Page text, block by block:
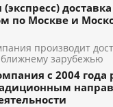
по Москве и
производит
зарубежью
с 2004 года